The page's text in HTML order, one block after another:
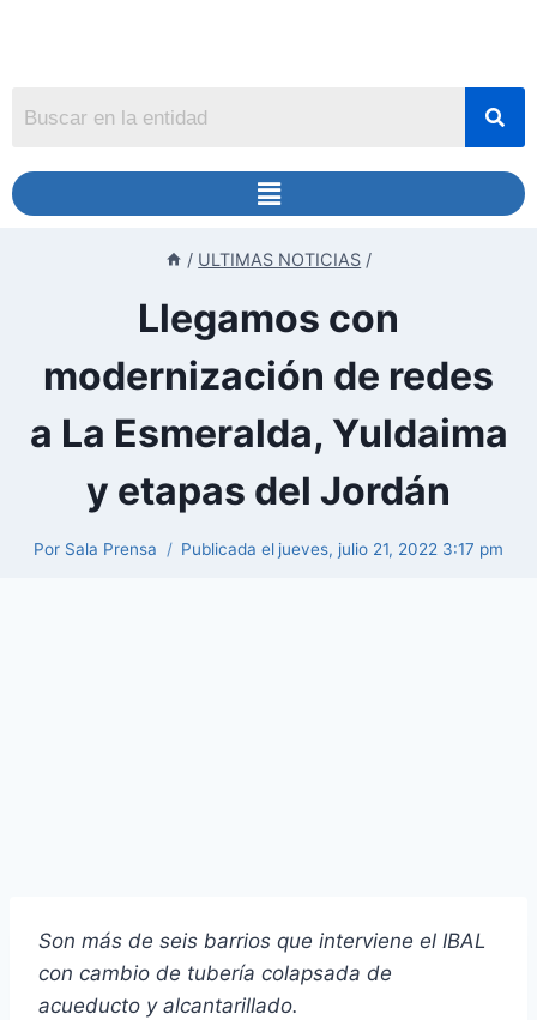
/ ULTIMAS NOTICIAS /
Llegamos con
modernización de redes
a La Esmeralda, Yuldaima
y etapas del Jordán
Por Sala Prensa Publicada el jueves, julio 21, 2022 3:17 pm
Son más de seis barrios que interviene el IBAL
con cambio de tubería colapsada de
acueducto y alcantarillado.